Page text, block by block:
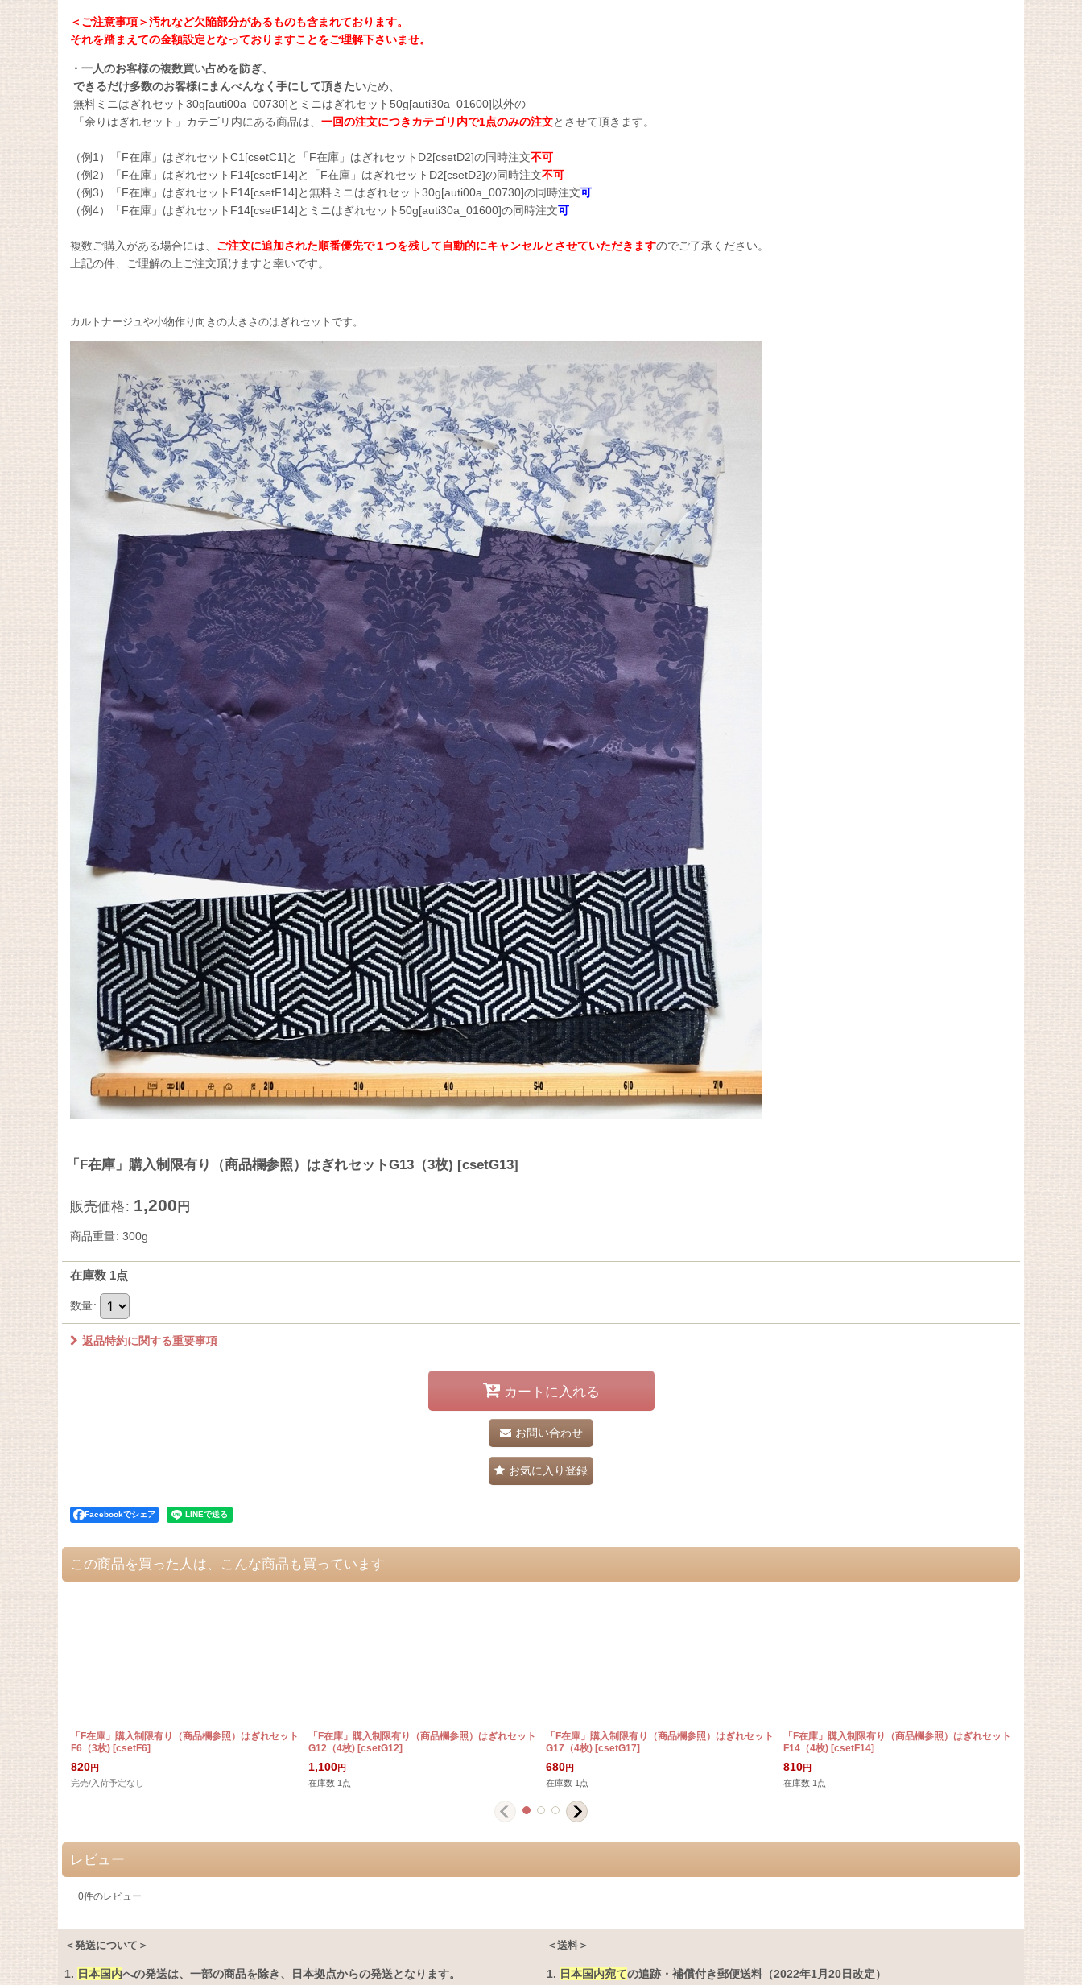
＜ご注意事項＞汚れなど欠陥部分があるものも含まれております。
それを踏まえての金額設定となっておりますことをご理解下さいませ。
・一人のお客様の複数買い占めを防ぎ、
できるだけ多数のお客様にまんべんなく手にして頂きたいため、
無料ミニはぎれセット30g[auti00a_00730]とミニはぎれセット50g[auti30a_01600]以外の
「余りはぎれセット」カテゴリ内にある商品は、 一回の注文につきカテゴリ内で1点のみの注文とさせて頂きます。
（例1）「F在庫」はぎれセットC1[csetC1]と「F在庫」はぎれセットD2[csetD2]の同時注文不可
（例2）「F在庫」はぎれセットF14[csetF14]と「F在庫」はぎれセットD2[csetD2]の同時注文不可
（例3）「F在庫」はぎれセットF14[csetF14]と無料ミニはぎれセット30g[auti00a_00730]の同時注文可
（例4）「F在庫」はぎれセットF14[csetF14]とミニはぎれセット50g[auti30a_01600]の同時注文可
複数ご購入がある場合には、 ご注文に追加された順番優先で１つを残して自動的にキャンセルとさせていただきますのでご了承ください。
上記の件、ご理解の上ご注文頂けますと幸いです。
カルトナージュや小物作り向きの大きさのはぎれセットです。
「F在庫」購入制限有り（商品欄参照）はぎれセットG13（3枚) [csetG13]
販売価格: 1,200 円
商品重量: 300g
在庫数 1点
数量:
返品特約に関する重要事項
カートに入れる
お問い合わせ
お気に入り登録
Facebookでシェア
この商品を買った人は、こんな商品も買っています
「F在庫」購入制限有り（商品欄参照）はぎれセット
F6（3枚) [csetF6]
820円
完売/入荷予定なし
「F在庫」購入制限有り（商品欄参照）はぎれセット
G12（4枚) [csetG12]
1,100円
在庫数 1点
「F在庫」購入制限有り（商品欄参照）はぎれセット
G17（4枚) [csetG17]
680円
在庫数 1点
「F在庫」購入制限有り（商品欄参照）はぎれセット
F14（4枚) [csetF14]
810円
在庫数 1点
レビュー
0件のレビュー
＜発送について＞
1. 日本国内への発送は、 一部の商品を除き、日本拠点からの発送となります。
＜送料＞
1. 日本国内宛ての追跡・補償付き郵便送料（2022年1月20日改定）